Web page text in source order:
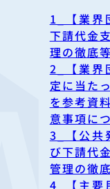
1_【業界
下請代金
理の徹底
2_【業界
定に当た
を参考資
意事項に
3_【公共
び下請代
管理の徹
4_【主要